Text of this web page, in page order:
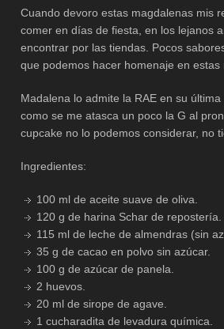
Cuando devoro estas magdalenas mis
comer en días de fiesta, en los lejanos
encontrar por las tiendas. Pocos
que podemos hacer homenaje en
Madalena lo admite la RAE en su
como se me atasca un poco la G al
cupcake no lo podemos considerar, no
Ingredientes:
100 ml de aceite suave de oliva.
120 g de harina Schar de repostería.
115 ml de leche de almendras (sin
35 g de cacao en polvo sin azúcar.
100 g de azúcar de panela.
2 huevos.
20 ml de sirope de agave.
1 cucharadita de levadura química.